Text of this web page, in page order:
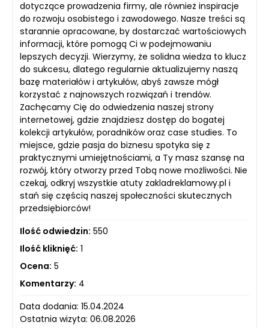
dotyczące prowadzenia firmy, ale również inspiracje
do rozwoju osobistego i zawodowego. Nasze treści są
starannie opracowane, by dostarczać wartościowych
informacji, które pomogą Ci w podejmowaniu
lepszych decyzji. Wierzymy, że solidna wiedza to klucz
do sukcesu, dlatego regularnie aktualizujemy naszą
bazę materiałów i artykułów, abyś zawsze mógł
korzystać z najnowszych rozwiązań i trendów.
Zachęcamy Cię do odwiedzenia naszej strony
internetowej, gdzie znajdziesz dostęp do bogatej
kolekcji artykułów, poradników oraz case studies. To
miejsce, gdzie pasja do biznesu spotyka się z
praktycznymi umiejętnościami, a Ty masz szansę na
rozwój, który otworzy przed Tobą nowe możliwości. Nie
czekaj, odkryj wszystkie atuty zakladreklamowy.pl i
stań się częścią naszej społeczności skutecznych
przedsiębiorców!
Ilość odwiedzin: 550
Ilość kliknięć: 1
Ocena: 5
Komentarzy: 4
Data dodania: 15.04.2024
Ostatnia wizyta: 06.08.2026